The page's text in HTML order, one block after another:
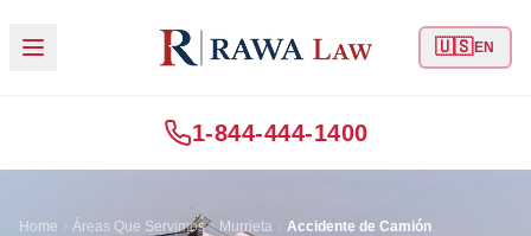
🇺🇸EN
1-844-444-1400
Home Áreas Que Servimos Murrieta Accidente de Camión